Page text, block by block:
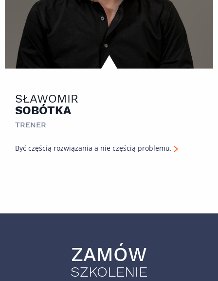
SŁAWOMIR
SOBÓTKA
TRENER
Być częścią rozwiązania a nie częścią problemu.
ZAMÓW
SZKOLENIE